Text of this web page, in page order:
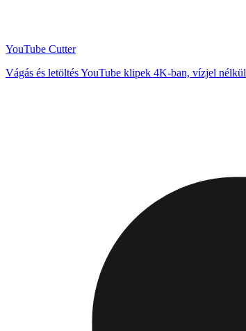
YouTube Cutter
Vágás és letöltés YouTube klipek 4K-ban, vízjel nélkül